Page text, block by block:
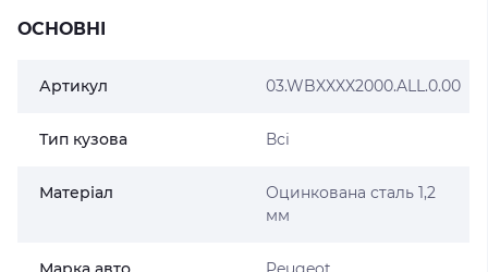
ОСНОВНІ
Артикул 03.WBXXXX2000.ALL.0.00
Тип кузова Всі
Матеріал
Оцинкована сталь 1,2
мм